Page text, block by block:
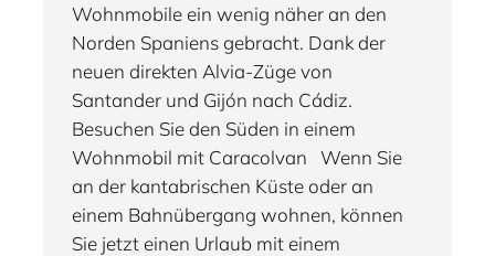
Wohnmobile ein wenig näher an den
Norden Spaniens gebracht. Dank der
neuen direkten Alvia-Züge von
Santander und Gijón nach Cádiz.
Besuchen Sie den Süden in einem
Wohnmobil mit Caracolvan Wenn Sie
an der kantabrischen Küste oder an
einem Bahnübergang wohnen, können
Sie jetzt einen Urlaub mit einem